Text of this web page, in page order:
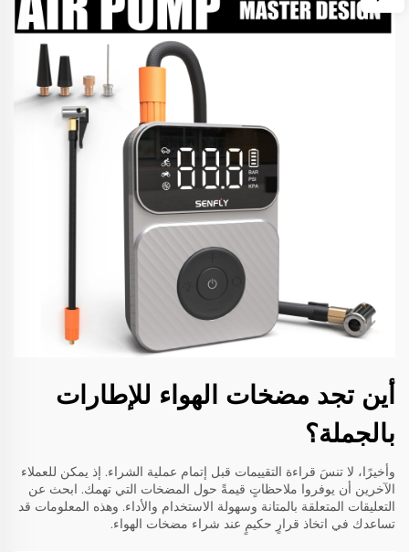
أين تجد مضخات الهواء للإطارات
بالجملة؟
وأخيرًا، لا تنسَ قراءة التقييمات قبل إتمام عملية الشراء. إذ يمكن للعملاء
الآخرين أن يوفروا ملاحظاتٍ قيمةً حول المضخات التي تهمك. ابحث عن
التعليقات المتعلقة بالمتانة وسهولة الاستخدام والأداء. وهذه المعلومات قد
تساعدك في اتخاذ قرارٍ حكيمٍ عند شراء مضخات الهواء.